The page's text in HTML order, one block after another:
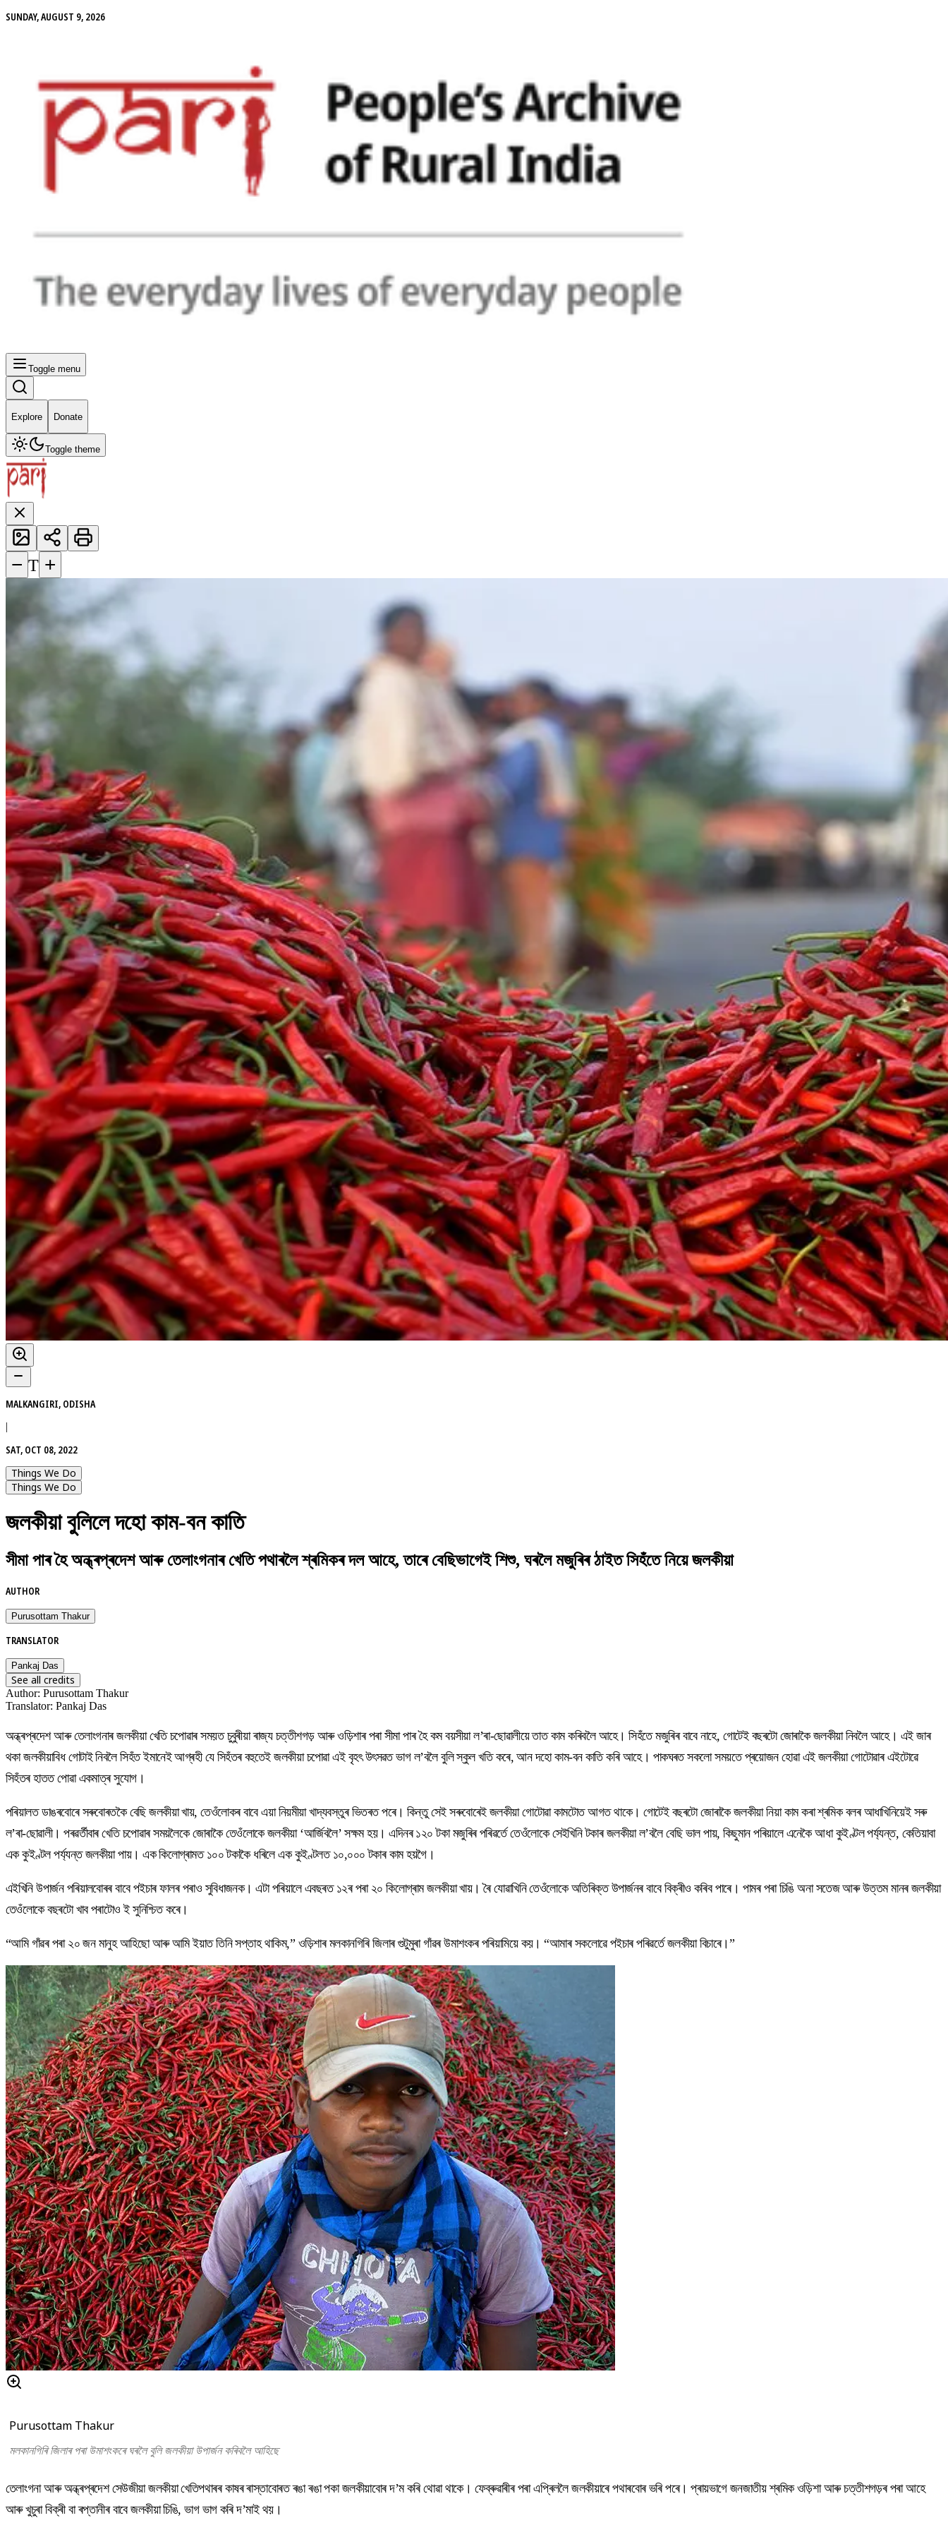
SUNDAY, AUGUST 9, 2026
Toggle menu
Explore Donate
Toggle theme
− T +
MALKANGIRI, ODISHA
|
SAT, OCT 08, 2022
Things We Do
Things We Do
জলকীয়া বুলিলে দহো কাম-বন কাতি
সীমা পাৰ হৈ অন্ধ্ৰপ্ৰদেশ আৰু তেলাংগনাৰ খেতি পথাৰলৈ শ্ৰমিকৰ দল আহে, তাৰে বেছিভাগেই শিশু, ঘৰলৈ মজুৰিৰ ঠাইত সিহঁতে নিয়ে জলকীয়া
AUTHOR
Purusottam Thakur
TRANSLATOR
Pankaj Das
See all credits
Author: Purusottam Thakur
Translator: Pankaj Das
অন্ধ্ৰপ্ৰদেশ আৰু তেলাংগনাৰ জলকীয়া খেতি চপোৱাৰ সময়ত চুবুৰীয়া ৰাজ্য চত্তীশগড় আৰু ওড়িশাৰ পৰা সীমা পাৰ হৈ কম বয়সীয়া ল’ৰা-ছোৱালীয়ে তাত কাম কৰিবলৈ আহে। সিহঁতে মজুৰিৰ বাবে নাহে, গোটেই বছৰটো জোৰাকৈ জলকীয়া নিবলৈ আহে। এই জাৰ
থকা জলকীয়াবিধ গোটাই নিবলৈ সিহঁত ইমানেই আগ্ৰহী যে সিহঁতৰ বহুতেই জলকীয়া চপোৱা এই বৃহৎ উৎসৱত ভাগ ল’বলৈ বুলি স্কুল খতি কৰে, আন দহো কাম-বন কাতি কৰি আহে। পাকঘৰত সকলো সময়তে প্ৰয়োজন হোৱা এই জলকীয়া গোটোৱাৰ এইটোৱে
সিহঁতৰ হাতত পোৱা একমাত্ৰ সুযোগ।
পৰিয়ালত ডাঙৰবোৰে সৰুবোৰতকৈ বেছি জলকীয়া খায়, তেওঁলোকৰ বাবে এয়া নিয়মীয়া খাদ্যবস্তুৰ ভিতৰত পৰে। কিন্তু সেই সৰুবোৰেই জলকীয়া গোটোৱা কামটোত আগত থাকে। গোটেই বছৰটো জোৰাকৈ জলকীয়া নিয়া কাম কৰা শ্ৰমিক বলৰ আধাখিনিয়েই সৰু
ল’ৰা-ছোৱালী। পৰৱৰ্তীবাৰ খেতি চপোৱাৰ সময়লৈকে জোৰাকৈ তেওঁলোকে জলকীয়া ‘আৰ্জিবলৈ’ সক্ষম হয়। এদিনৰ ১২০ টকা মজুৰিৰ পৰিৱৰ্তে তেওঁলোকে সেইখিনি টকাৰ জলকীয়া ল’বলৈ বেছি ভাল পায়, কিছুমান পৰিয়ালে এনেকৈ আধা কুইণ্টল পৰ্য্যন্ত, কেতিয়াবা
এক কুইণ্টল পৰ্য্যন্ত জলকীয়া পায়। এক কিলোগ্ৰামত ১০০ টকাকৈ ধৰিলে এক কুইণ্টলত ১০,০০০ টকাৰ কাম হয়গৈ।
এইখিনি উপাৰ্জন পৰিয়ালবোৰৰ বাবে পইচাৰ ফালৰ পৰাও সুবিধাজনক। এটা পৰিয়ালে এবছৰত ১২ৰ পৰা ২০ কিলোগ্ৰাম জলকীয়া খায়। ৰৈ যোৱাখিনি তেওঁলোকে অতিৰিক্ত উপাৰ্জনৰ বাবে বিক্ৰীও কৰিব পাৰে। পামৰ পৰা চিঙি অনা সতেজ আৰু উত্তম মানৰ জলকীয়া
তেওঁলোকে বছৰটো খাব পৰাটোও ই সুনিশ্চিত কৰে।
“আমি গাঁৱৰ পৰা ২০ জন মানুহ আহিছো আৰু আমি ইয়াত তিনি সপ্তাহ থাকিম,” ওড়িশাৰ মলকানগিৰি জিলাৰ গুটুমুৰা গাঁৱৰ উমাশংকৰ পৰিয়ামিয়ে কয়। “আমাৰ সকলোৱে পইচাৰ পৰিৱৰ্তে জলকীয়া বিচাৰে।”
Purusottam Thakur
মলকানগিৰি জিলাৰ পৰা উমাশংকৰে ঘৰলৈ বুলি জলকীয়া উপাৰ্জন কৰিবলৈ আহিছে
তেলাংগনা আৰু অন্ধ্ৰপ্ৰদেশ সেউজীয়া জলকীয়া খেতিপথাৰৰ কাষৰ ৰাস্তাবোৰত ৰঙা ৰঙা পকা জলকীয়াবোৰ দ’ম কৰি থোৱা থাকে। ফেব্ৰুৱাৰীৰ পৰা এপ্ৰিললৈ জলকীয়াৰে পথাৰবোৰ ভৰি পৰে। প্ৰায়ভাগে জনজাতীয় শ্ৰমিক ওড়িশা আৰু চত্তীশগড়ৰ পৰা আহে
আৰু খুচুৰা বিক্ৰী বা ৰপ্তানীৰ বাবে জলকীয়া চিঙি, ভাগ ভাগ কৰি দ’মাই থয়।